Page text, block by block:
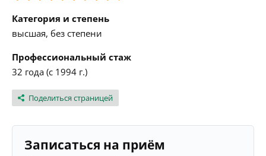
Категория и степень
высшая, без степени
Профессиональный стаж
32 года (с 1994 г.)
Поделиться страницей
Записаться на приём